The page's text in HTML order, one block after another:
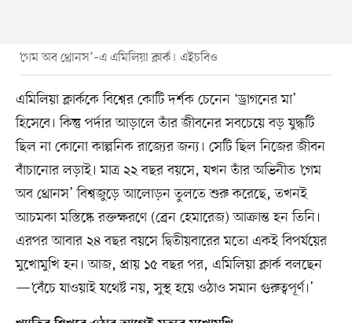
‘গেম অব থ্রোনস’–এ এমিলিয়া ক্লার্ক। এইচবিও
এমিলিয়া ক্লার্ককে বিশ্বের কোটি দর্শক চেনেন ‘ড্রাগনের মা’
হিসেবে। কিন্তু পর্দার আড়ালে তাঁর জীবনের সবচেয়ে বড় যুদ্ধটি
ছিল না কোনো কাল্পনিক রাজ্যের জন্য। সেটি ছিল নিজের জীবন
বাঁচানোর লড়াই। মাত্র ২২ বছর বয়সে, যখন তাঁর অভিনীত ‘গেম
অব থ্রোনস’ বিশ্বজুড়ে আলোড়ন তুলতে শুরু করেছে, তখনই
আচমকা মস্তিষ্কে রক্তক্ষরণে (ব্রেন হেমারেজ) আক্রান্ত হন তিনি।
এরপর আবার ২৪ বছর বয়সে দ্বিতীয়বারের মতো একই বিপর্যয়ের
মুখোমুখি হন। আজ, প্রায় ১৫ বছর পর, এমিলিয়া ক্লার্ক বলছেন
—‘বেঁচে যাওয়াই যথেষ্ট নয়, সুস্থ হয়ে ওঠাও সমান গুরুত্বপূর্ণ।’